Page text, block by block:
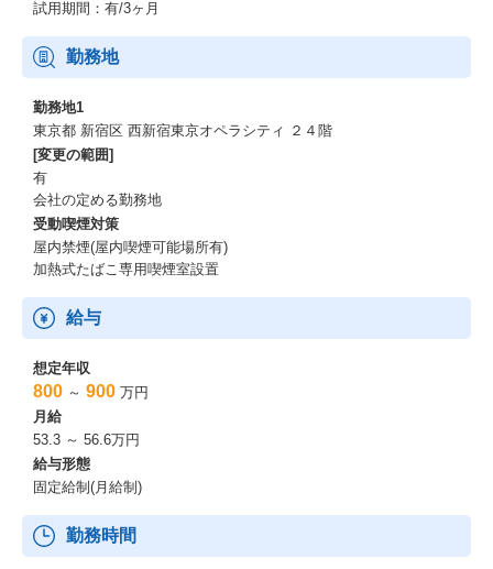
試用期間：有/3ヶ月
勤務地
勤務地1
東京都 新宿区 西新宿東京オペラシティ ２４階
[変更の範囲]
有
会社の定める勤務地
受動喫煙対策
屋内禁煙(屋内喫煙可能場所有)
加熱式たばこ専用喫煙室設置
給与
想定年収
800 ～ 900 万円
月給
53.3 ～ 56.6万円
給与形態
固定給制(月給制)
勤務時間